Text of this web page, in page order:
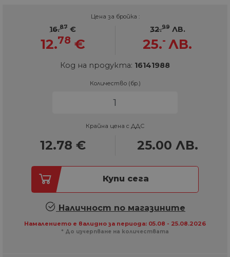
Цена за бройка :
16.87 €
12.78 €
32.99 ЛВ.
25.- ЛВ.
Код на продукта: 16141988
Количество (бр.)
Крайна цена с ДДС
12.78 € 25.00 ЛВ.
Купи сега
Наличност по магазините
Намалението е валидно за периода: 05.08 - 25.08.2026
* До изчерпване на количествата